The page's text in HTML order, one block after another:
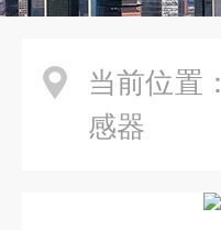
当前位置：
感器